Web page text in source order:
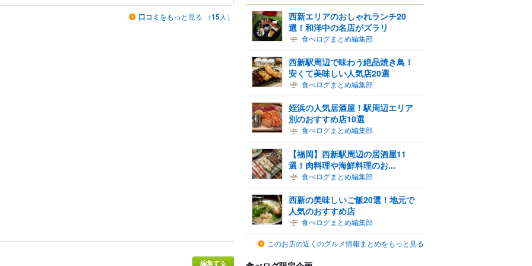
口コミ をもっと見る （15人）
西新エリアのおしゃれランチ20
選！和洋中の名店がズラリ
食べログまとめ編集部
西新駅周辺で味わう絶品焼き鳥！
安くて美味しい人気店20選
食べログまとめ編集部
姪浜の人気居酒屋！駅周辺エリア
別のおすすめ店10選
食べログまとめ編集部
【福岡】西新駅周辺の居酒屋11
選！肉料理や海鮮料理のお...
食べログまとめ編集部
西新の美味しいご飯20選！地元で
人気のおすすめ店
食べログまとめ編集部
このお店の近くのグルメ情報まとめをもっと見る